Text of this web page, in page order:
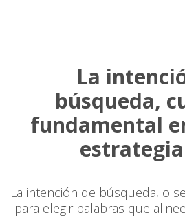
La
búsqueda,
fundamental
estrategia
La intención de búsqueda, o
para elegir palabras que